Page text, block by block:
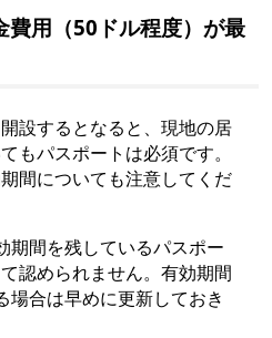
費用（50ドル程度）が最
設するとなると、現地の居
もパスポートは必須です。
間についても注意してくだ
期間を残しているパスポー
認められません。有効期間
場合は早めに更新しておき